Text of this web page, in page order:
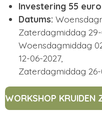
Investering 55 euro
Datums:
Zaterdagmiddag
Woensdagmiddag
12-06-2027,
Zaterdagmiddag 26-
WORKSHOP KRUIDEN